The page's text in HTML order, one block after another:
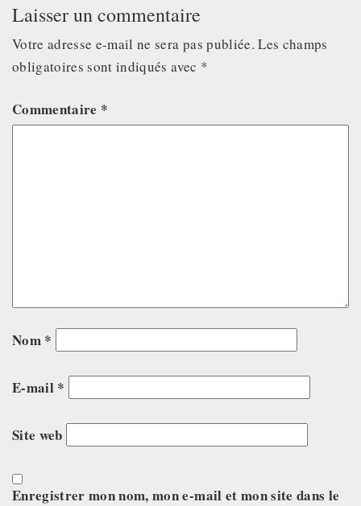
Laisser un commentaire
Votre adresse e-mail ne sera pas publiée. Les champs
obligatoires sont indiqués avec *
Commentaire *
Nom *
E-mail *
Site web
Enregistrer mon nom, mon e-mail et mon site dans le